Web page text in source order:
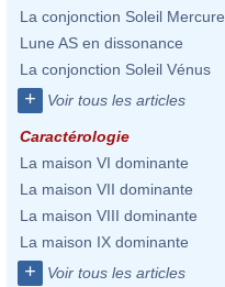
La conjonction Soleil Mercure
Lune AS en dissonance
La conjonction Soleil Vénus
+ Voir tous les articles
Caractérologie
La maison VI dominante
La maison VII dominante
La maison VIII dominante
La maison IX dominante
+ Voir tous les articles